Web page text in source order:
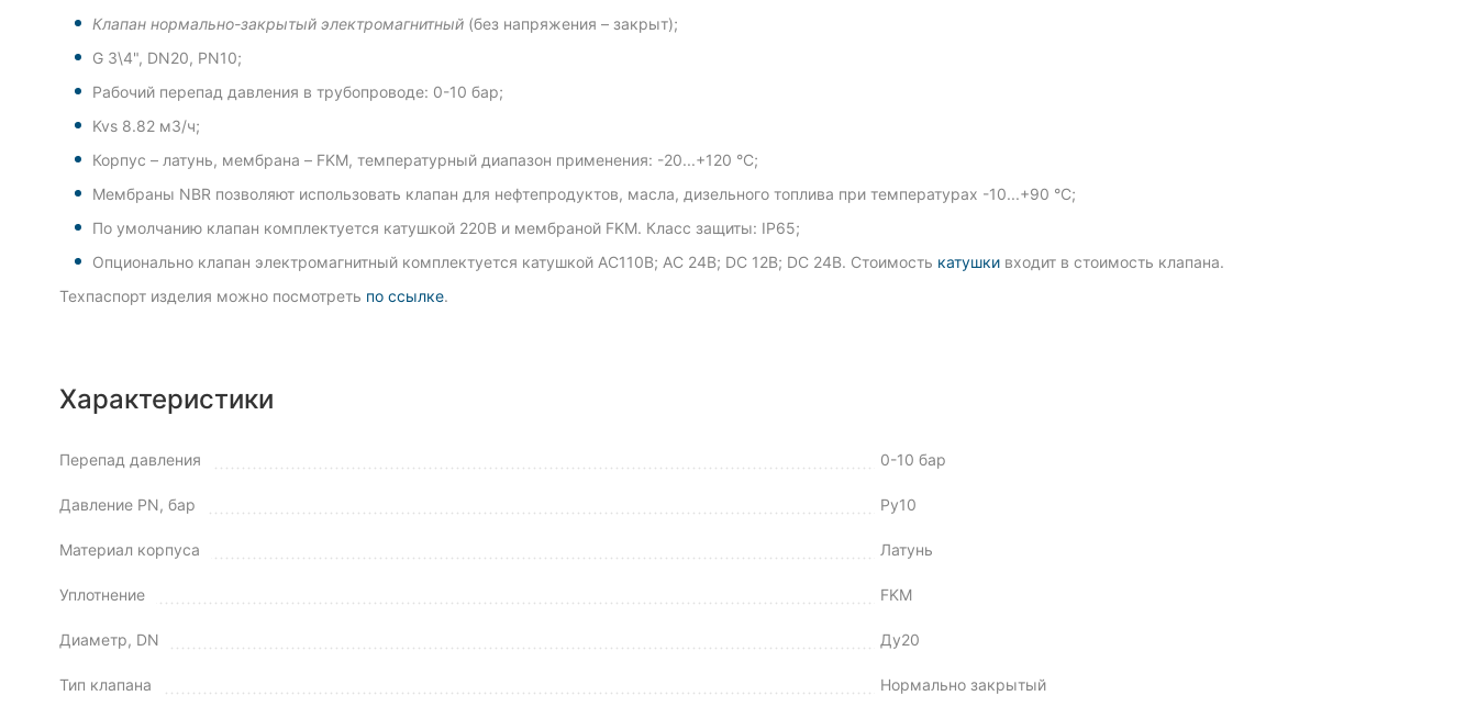
Клапан нормально-закрытый электромагнитный(без напряжения – закрыт);
G 3\4", DN20, PN10;
Рабочий перепад давления в трубопроводе: 0-10 бар;
Kvs 8.82 м3/ч;
Корпус – латунь, мембрана – FKM, температурный диапазон применения: -20...+120 °С;
Мембраны NBR позволяют использовать клапан для нефтепродуктов, масла, дизельного топлива при температурах -10...+90 °С;
По умолчанию клапан комплектуется катушкой 220В и мембраной FKM. Класс защиты: IP65;
Опционально клапан электромагнитный комплектуется катушкой AC110В; AC 24В; DC 12В; DC 24В. Стоимость катушкивходит в стоимость клапана.
Техпаспорт изделия можно посмотреть по ссылке.
Характеристики
Перепад давления 0-10 бар
Давление PN, бар Ру10
Материал корпуса Латунь
Уплотнение FKM
Диаметр, DN Ду20
Тип клапана Нормально закрытый